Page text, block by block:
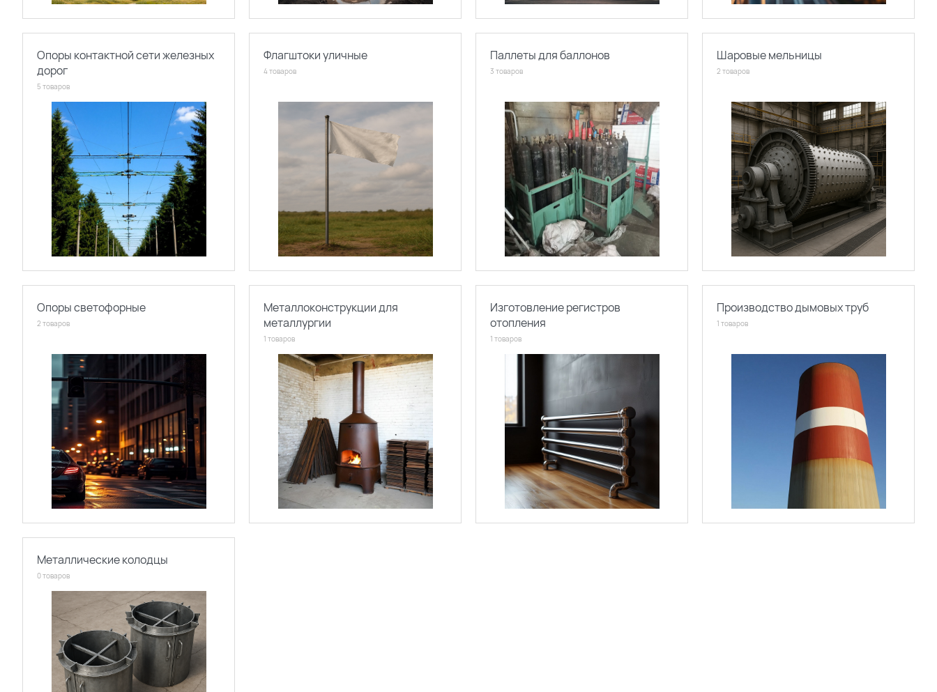
Опоры контактной сети железных
дорог
5 товаров
Флагштоки уличные
4 товаров
Паллеты для баллонов
3 товаров
Шаровые мельницы
2 товаров
Опоры светофорные
2 товаров
Металлоконструкции для
металлургии
1 товаров
Изготовление регистров
отопления
1 товаров
Производство дымовых труб
1 товаров
Металлические колодцы
0 товаров
Поиск по каталогуПоиск по сайту